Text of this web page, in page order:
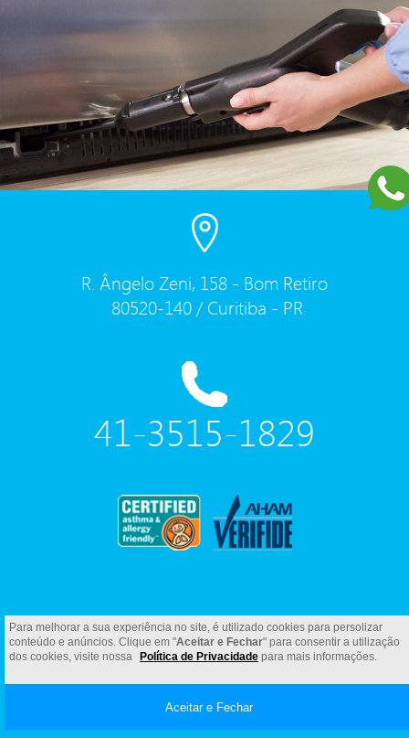
Para melhorar a sua experiência no site, é utilizado cookies para persolizar
conteúdo e anúncios. Clique em "Aceitar e Fechar" para consentir a utilização
dos cookies, visite nossa
Política de Privacidade para mais informações.
R. Ângelo Zeni, 158 - Bom Retiro
80520-140 / Curitiba - PR
41-3515-1829